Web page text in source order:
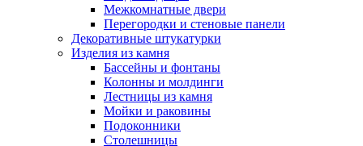
Межкомнатные двери
Перегородки и стеновые панели
Декоративные штукатурки
Изделия из камня
Бассейны и фонтаны
Колонны и молдинги
Лестницы из камня
Мойки и раковины
Подоконники
Столешницы